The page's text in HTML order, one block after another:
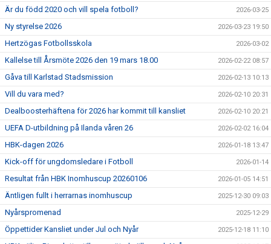
Är du född 2020 och vill spela fotboll? 2026-03-25
Ny styrelse 2026 2026-03-23 19:50
Hertzögas Fotbollsskola 2026-03-02
Kallelse till Årsmöte 2026 den 19 mars 18.00 2026-02-22 08:57
Gåva till Karlstad Stadsmission 2026-02-13 10:13
Vill du vara med? 2026-02-10 20:31
Dealboosterhäftena för 2026 har kommit till kansliet 2026-02-10 20:21
UEFA D-utbildning på Ilanda våren 26 2026-02-02 16:04
HBK-dagen 2026 2026-01-18 13:47
Kick-off för ungdomsledare i Fotboll 2026-01-14
Resultat från HBK Inomhuscup 20260106 2026-01-05 14:51
Äntligen fullt i herrarnas inomhuscup 2025-12-30 09:03
Nyårspromenad 2025-12-29
Öppettider Kansliet under Jul och Nyår 2025-12-18 11:10